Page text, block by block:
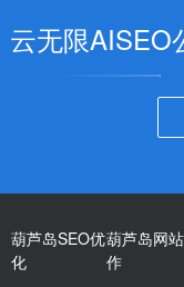
云无限AISEO
葫芦岛SEO优
化
葫芦岛网
作